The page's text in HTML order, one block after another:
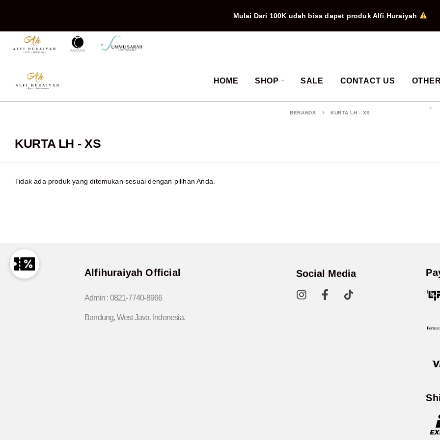
Mulai Dari 100K udah bisa dapet produk Alfi Huraiyah
HOME SHOP SALE CONTACT US OTHER
BERANDA KURTA LH - XS
KURTA LH - XS
Tidak ada produk yang ditemukan sesuai dengan pilihan Anda.
Alfihuraiyah Official
Admin : 0821-7740-8966
Bandung, West Java, Indonesia.
Social Media